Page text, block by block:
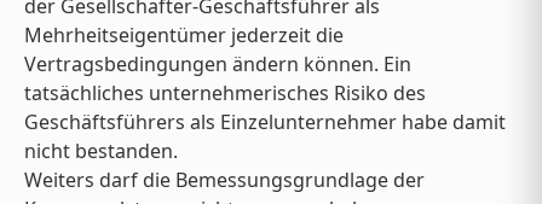
der Gesellschafter-Geschäftsführer als
Mehrheitseigentümer jederzeit die
Vertragsbedingungen ändern können. Ein
tatsächliches unternehmerisches Risiko des
Geschäftsführers als Einzelunternehmer habe damit
nicht bestanden.
Weiters darf die Bemessungsgrundlage der